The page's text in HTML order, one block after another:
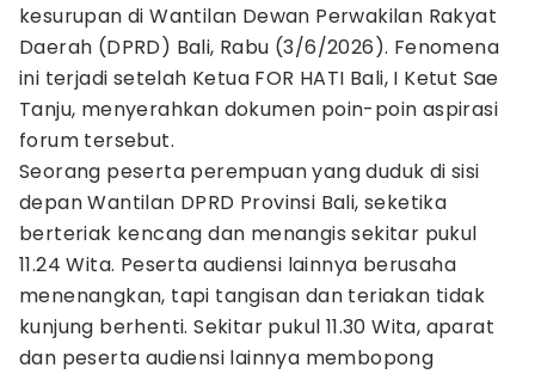
kesurupan di Wantilan Dewan Perwakilan Rakyat
Daerah (DPRD) Bali, Rabu (3/6/2026). Fenomena
ini terjadi setelah Ketua FOR HATI Bali, I Ketut Sae
Tanju, menyerahkan dokumen poin-poin aspirasi
forum tersebut.
Seorang peserta perempuan yang duduk di sisi
depan Wantilan DPRD Provinsi Bali, seketika
berteriak kencang dan menangis sekitar pukul
11.24 Wita. Peserta audiensi lainnya berusaha
menenangkan, tapi tangisan dan teriakan tidak
kunjung berhenti. Sekitar pukul 11.30 Wita, aparat
dan peserta audiensi lainnya membopong